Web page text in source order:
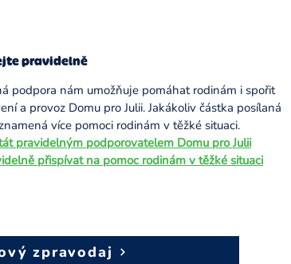
pravidelně
podpora nám umožňuje pomáhat rodinám i spořit
a provoz Domu pro Julii. Jakákoliv částka posílaná
více pomoci rodinám v těžké situaci.
pravidelným podporovatelem Domu pro Julii
přispívat na pomoc rodinám v těžké situaci
zpravodaj